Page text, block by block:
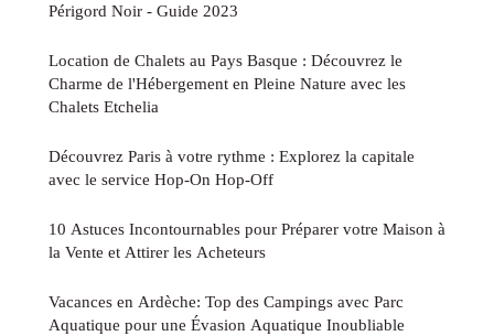
Périgord Noir - Guide 2023
Location de Chalets au Pays Basque : Découvrez le
Charme de l'Hébergement en Pleine Nature avec les
Chalets Etchelia
Découvrez Paris à votre rythme : Explorez la capitale
avec le service Hop-On Hop-Off
10 Astuces Incontournables pour Préparer votre Maison à
la Vente et Attirer les Acheteurs
Vacances en Ardèche: Top des Campings avec Parc
Aquatique pour une Évasion Aquatique Inoubliable